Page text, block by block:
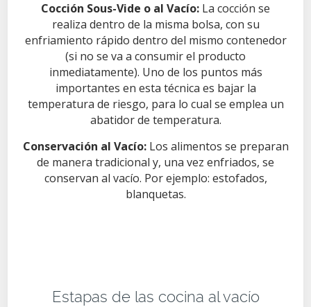
Cocción Sous-Vide o al Vacío: La cocción se
realiza dentro de la misma bolsa, con su
enfriamiento rápido dentro del mismo contenedor
(si no se va a consumir el producto
inmediatamente). Uno de los puntos más
importantes en esta técnica es bajar la
temperatura de riesgo, para lo cual se emplea un
abatidor de temperatura.
Conservación al Vacío: Los alimentos se preparan
de manera tradicional y, una vez enfriados, se
conservan al vacío. Por ejemplo: estofados,
blanquetas.
Estapas de las cocina al vacío